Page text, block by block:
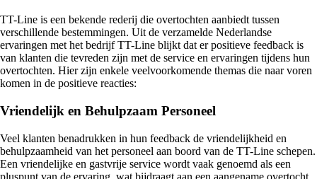
TT-Line is een bekende rederij die overtochten aanbiedt tussen
verschillende bestemmingen. Uit de verzamelde Nederlandse
ervaringen met het bedrijf TT-Line blijkt dat er positieve feedback is
van klanten die tevreden zijn met de service en ervaringen tijdens hun
overtochten. Hier zijn enkele veelvoorkomende themas die naar voren
komen in de positieve reacties:
Vriendelijk en Behulpzaam Personeel
Veel klanten benadrukken in hun feedback de vriendelijkheid en
behulpzaamheid van het personeel aan boord van de TT-Line schepen.
Een vriendelijke en gastvrije service wordt vaak genoemd als een
pluspunt van de ervaring, wat bijdraagt aan een aangename overtocht.